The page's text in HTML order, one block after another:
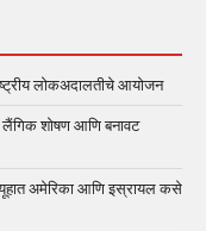
लोकअदालतीचे आयोजन
शोषण आणि बनावट
अमेरिका आणि इस्रायल कसे